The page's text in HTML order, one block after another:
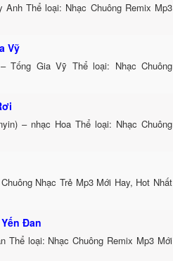
Thể loại: Nhạc Chuông Remix Mp3
Vỹ
Tống Gia Vỹ Thể loại: Nhạc Chuông
– nhạc Hoa Thể loại: Nhạc Chuông
Nhạc Trẻ Mp3 Mới Hay, Hot Nhất
Đan
Thể loại: Nhạc Chuông Remix Mp3 Mới